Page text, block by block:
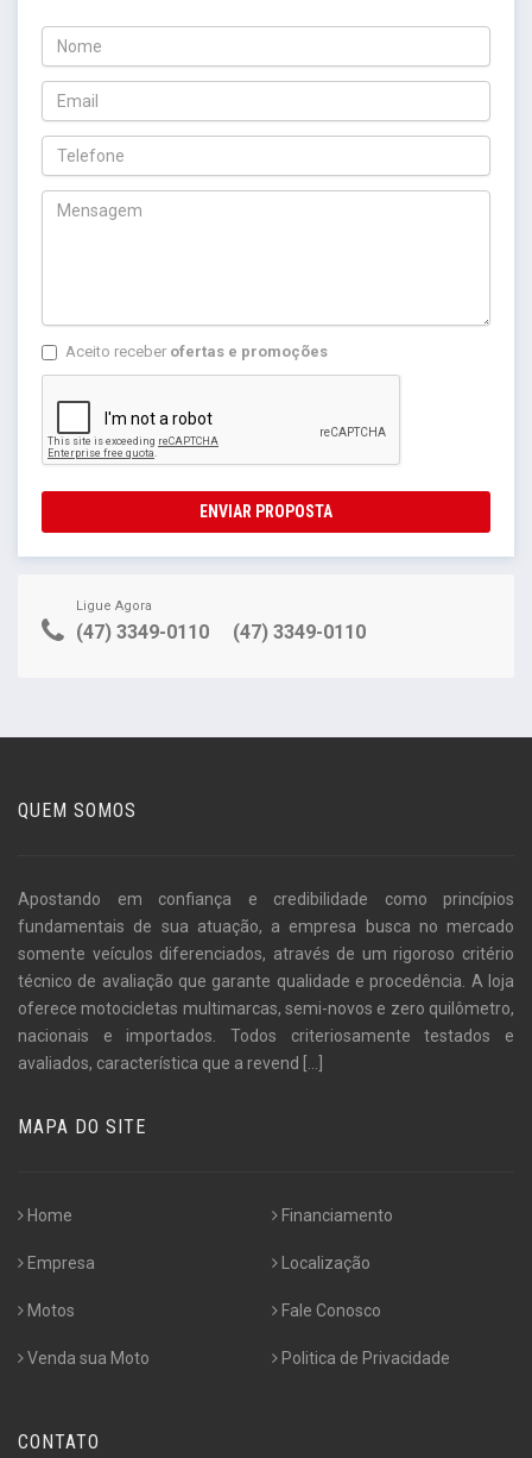
Aceito receber ofertas e promoções
ENVIAR PROPOSTA
Ligue Agora
(47) 3349-0110 (47) 3349-0110
QUEM SOMOS
Apostando em confiança e credibilidade como princípios
fundamentais de sua atuação, a empresa busca no mercado
somente veículos diferenciados, através de um rigoroso critério
técnico de avaliação que garante qualidade e procedência. A loja
oferece motocicletas multimarcas, semi-novos e zero quilômetro,
nacionais e importados. Todos criteriosamente testados e
avaliados, característica que a revend [...]
MAPA DO SITE
Home
Empresa
Motos
Venda sua Moto
Financiamento
Localização
Fale Conosco
Politica de Privacidade
CONTATO